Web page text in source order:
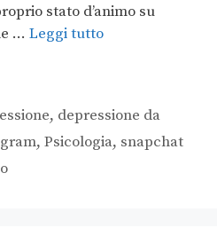
stato d’animo su
… Leggi tutto
, depressione da
, Psicologia, snapchat